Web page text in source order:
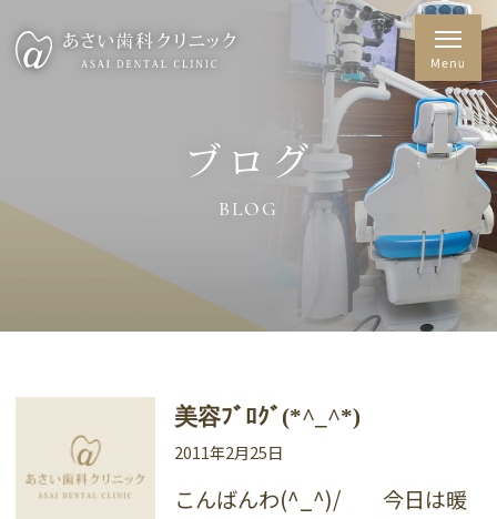
ブログ
BLOG
美容ﾌﾞﾛｸﾞ(*^_^*)
2011年2月25日
こんばんわ(^_^)/ 今日は暖